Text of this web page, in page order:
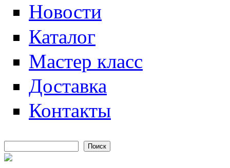
Новости
Каталог
Мастер класс
Доставка
Контакты
Форма поиска